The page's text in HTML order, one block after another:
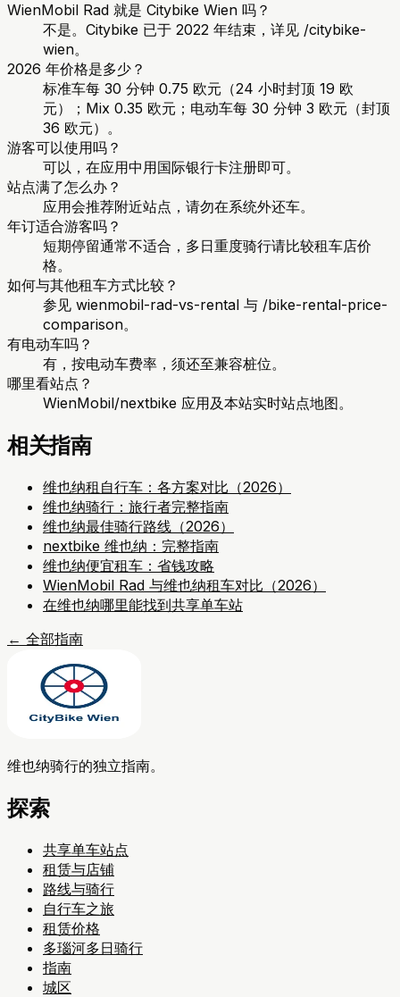
WienMobil Rad 就是 Citybike Wien 吗？
不是。Citybike 已于 2022 年结束，详见 /citybike-
wien。
2026 年价格是多少？
标准车每 30 分钟 0.75 欧元（24 小时封顶 19 欧
元）；Mix 0.35 欧元；电动车每 30 分钟 3 欧元（封顶
36 欧元）。
游客可以使用吗？
可以，在应用中用国际银行卡注册即可。
站点满了怎么办？
应用会推荐附近站点，请勿在系统外还车。
年订适合游客吗？
短期停留通常不适合，多日重度骑行请比较租车店价
格。
如何与其他租车方式比较？
参见 wienmobil-rad-vs-rental 与 /bike-rental-price-
comparison。
有电动车吗？
有，按电动车费率，须还至兼容桩位。
哪里看站点？
WienMobil/nextbike 应用及本站实时站点地图。
相关指南
维也纳租自行车：各方案对比（2026）
维也纳骑行：旅行者完整指南
维也纳最佳骑行路线（2026）
nextbike 维也纳：完整指南
维也纳便宜租车：省钱攻略
WienMobil Rad 与维也纳租车对比（2026）
在维也纳哪里能找到共享单车站
← 全部指南
维也纳骑行的独立指南。
探索
共享单车站点
租赁与店铺
路线与骑行
自行车之旅
租赁价格
多瑙河多日骑行
指南
城区